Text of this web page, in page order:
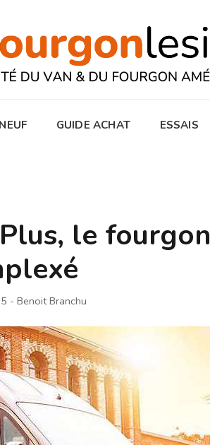
GUIDE ACHAT ESSAIS
le fourgon
- Benoit Branchu